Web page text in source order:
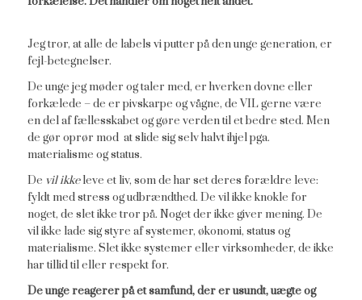
Jeg tror, at alle de labels vi putter på den unge generation, er
fejl-betegnelser.
De unge jeg møder og taler med, er hverken dovne eller
forkælede – de er pivskarpe og vågne, de VIL gerne være
en del af fællesskabet og gøre verden til et bedre sted. Men
de gør oprør mod at slide sig selv halvt ihjel pga.
materialisme og status.
De vil ikkeleve et liv, som de har set deres forældre leve:
fyldt med stress og udbrændthed. De vil ikke knokle for
noget, de slet ikke tror på. Noget der ikke giver mening. De
vil ikke lade sig styre af systemer, økonomi, status og
materialisme. Slet ikke systemer eller virksomheder, de ikke
har tillid til eller respekt for.
De unge reagerer på et samfund, der er usundt, uægte og